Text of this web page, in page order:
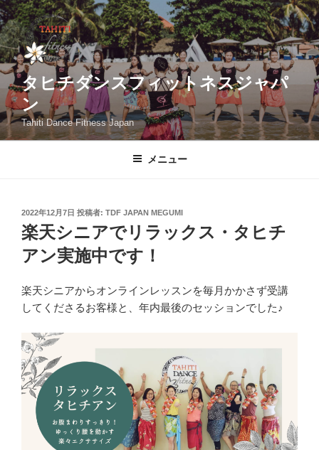
コ
ン
テ
ン
ツ
へ
ス
キ
ッ
タヒチダンスフィットネスジャパ
ン
Tahiti Dance Fitness Japan
メニュー
投
稿
日:
2022年12月7日 投稿者: TDF JAPAN MEGUMI
楽天シニアでリラックス・タヒチ
アン実施中です！
楽天シニアからオンラインレッスンを毎月かかさず受講
してくださるお客様と、年内最後のセッションでした♪